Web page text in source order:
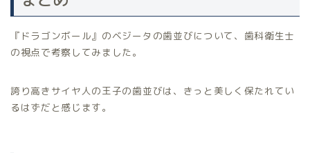
『ドラゴンボール』のベジータの歯並びについて、歯科衛生士
の視点で考察してみました。
誇り高きサイヤ人の王子の歯並びは、きっと美しく保たれてい
るはずだと感じます。